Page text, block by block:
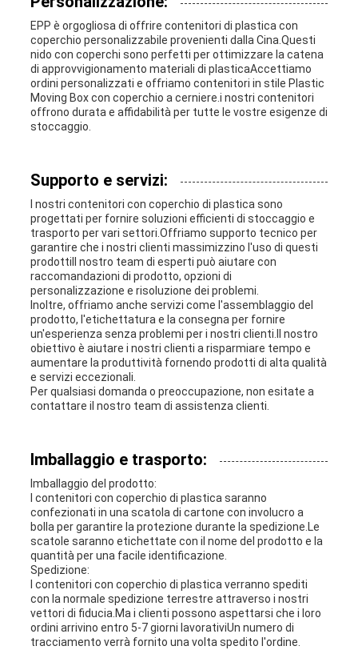
EPP è orgogliosa di offrire contenitori di plastica con
coperchio personalizzabile provenienti dalla Cina.Questi
nido con coperchi sono perfetti per ottimizzare la catena
di approvvigionamento materiali di plasticaAccettiamo
ordini personalizzati e offriamo contenitori in stile Plastic
Moving Box con coperchio a cerniere.i nostri contenitori
offrono durata e affidabilità per tutte le vostre esigenze di
stoccaggio.
Supporto e servizi:
I nostri contenitori con coperchio di plastica sono
progettati per fornire soluzioni efficienti di stoccaggio e
trasporto per vari settori.Offriamo supporto tecnico per
garantire che i nostri clienti massimizzino l'uso di questi
prodottiIl nostro team di esperti può aiutare con
raccomandazioni di prodotto, opzioni di
personalizzazione e risoluzione dei problemi.
Inoltre, offriamo anche servizi come l'assemblaggio del
prodotto, l'etichettatura e la consegna per fornire
un'esperienza senza problemi per i nostri clienti.Il nostro
obiettivo è aiutare i nostri clienti a risparmiare tempo e
aumentare la produttività fornendo prodotti di alta qualità
e servizi eccezionali.
Per qualsiasi domanda o preoccupazione, non esitate a
contattare il nostro team di assistenza clienti.
Imballaggio e trasporto:
Imballaggio del prodotto:
I contenitori con coperchio di plastica saranno
confezionati in una scatola di cartone con involucro a
bolla per garantire la protezione durante la spedizione.Le
scatole saranno etichettate con il nome del prodotto e la
quantità per una facile identificazione.
Spedizione:
I contenitori con coperchio di plastica verranno spediti
con la normale spedizione terrestre attraverso i nostri
vettori di fiducia.Ma i clienti possono aspettarsi che i loro
ordini arrivino entro 5-7 giorni lavorativiUn numero di
tracciamento verrà fornito una volta spedito l'ordine.